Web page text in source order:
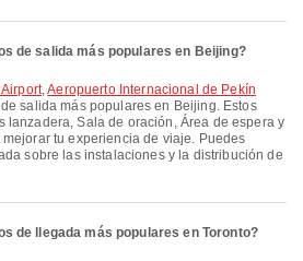
de salida más populares en Beijing?
,Aeropuerto Internacional de Pekín
salida más populares en Beijing. Estos
lanzadera, Sala de oración, Área de espera y
tu experiencia de viaje. Puedes
sobre las instalaciones y la distribución de
de llegada más populares en Toronto?